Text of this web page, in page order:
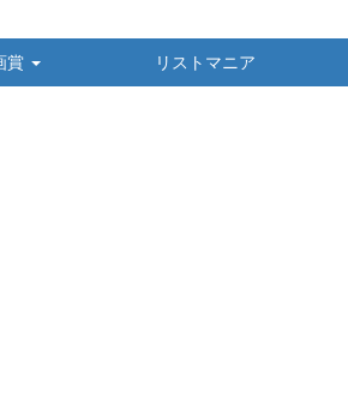
賞 リストマニア